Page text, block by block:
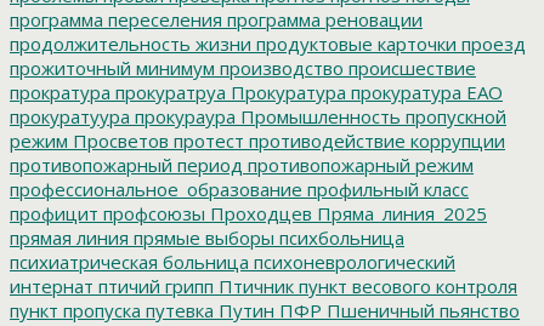
программа переселения программа реновации
продолжительность жизни продуктовые карточки проезд
прожиточный минимум производство происшествие
прократура прокуратруа Прокуратура прокуратура ЕАО
прокуратуура прокураура Промышленность пропускной
режим Просветов протест противодействие коррупции
противопожарный период противопожарный режим
профессиональное_образование профильный класс
профицит профсоюзы Проходцев Пряма_линия_2025
прямая линия прямые выборы психбольница
психиатрическая больница психоневрологический
интернат птичий грипп Птичник пункт весового контроля
пункт пропуска путевка Путин ПФР Пшеничный пьянство